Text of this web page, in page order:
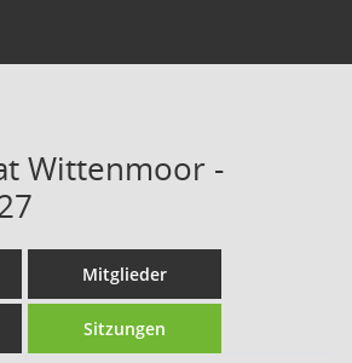
Wittenmoor -
Mitglieder
Sitzungen